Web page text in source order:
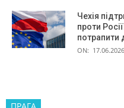
Чехія
проти
потрапити
ON: 17.06.2026